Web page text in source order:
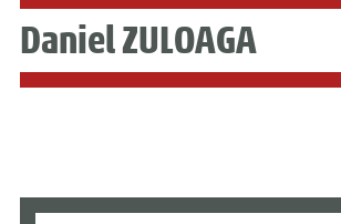
Daniel ZULOAGA